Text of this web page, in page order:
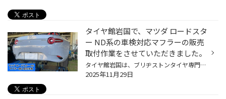
タイヤ館岩国で、マツダ ロードスタ
ー ND系の車検対応マフラーの販売
取付作業をさせていただきました。
タイヤ館岩国は、ブリヂストンタイヤ専門店になります。 今回はいつもご利用されているお客様らの依頼で、増車したマツダ ロードスターND型の車検対応マフラーの販売取付作業をさせていただきました。 今回取り付けするマフラーはコチラ！ HKS マフラー リーガマックス スポーツ では、作業に入りま...
2025年11月29日